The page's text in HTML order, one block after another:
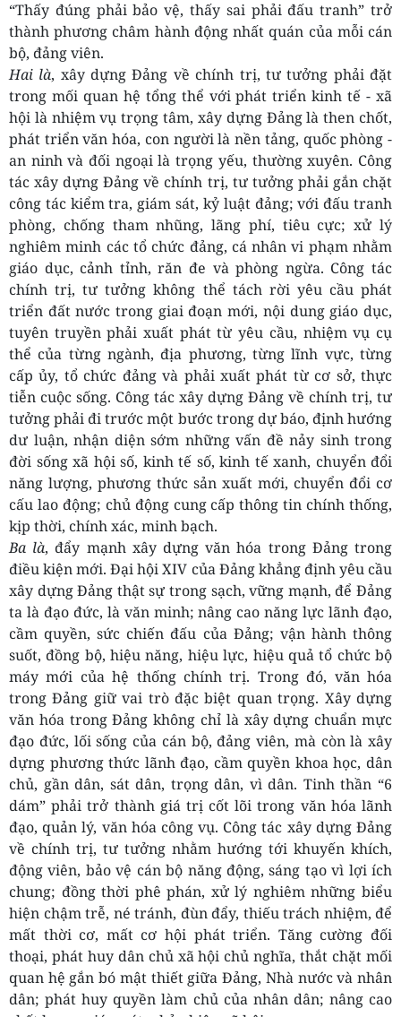
“Thấy đúng phải bảo vệ, thấy sai phải đấu tranh” trở
thành phương châm hành động nhất quán của mỗi cán
bộ, đảng viên.
Hai là, xây dựng Đảng về chính trị, tư tưởng phải đặt
trong mối quan hệ tổng thể với phát triển kinh tế - xã
hội là nhiệm vụ trọng tâm, xây dựng Đảng là then chốt,
phát triển văn hóa, con người là nền tảng, quốc phòng -
an ninh và đối ngoại là trọng yếu, thường xuyên. Công
tác xây dựng Đảng về chính trị, tư tưởng phải gắn chặt
công tác kiểm tra, giám sát, kỷ luật đảng; với đấu tranh
phòng, chống tham nhũng, lãng phí, tiêu cực; xử lý
nghiêm minh các tổ chức đảng, cá nhân vi phạm nhằm
giáo dục, cảnh tỉnh, răn đe và phòng ngừa. Công tác
chính trị, tư tưởng không thể tách rời yêu cầu phát
triển đất nước trong giai đoạn mới, nội dung giáo dục,
tuyên truyền phải xuất phát từ yêu cầu, nhiệm vụ cụ
thể của từng ngành, địa phương, từng lĩnh vực, từng
cấp ủy, tổ chức đảng và phải xuất phát từ cơ sở, thực
tiễn cuộc sống. Công tác xây dựng Đảng về chính trị, tư
tưởng phải đi trước một bước trong dự báo, định hướng
dư luận, nhận diện sớm những vấn đề nảy sinh trong
đời sống xã hội số, kinh tế số, kinh tế xanh, chuyển đổi
năng lượng, phương thức sản xuất mới, chuyển đổi cơ
cấu lao động; chủ động cung cấp thông tin chính thống,
kịp thời, chính xác, minh bạch.
Ba là, đẩy mạnh xây dựng văn hóa trong Đảng trong
điều kiện mới. Đại hội XIV của Đảng khẳng định yêu cầu
xây dựng Đảng thật sự trong sạch, vững mạnh, để Đảng
ta là đạo đức, là văn minh; nâng cao năng lực lãnh đạo,
cầm quyền, sức chiến đấu của Đảng; vận hành thông
suốt, đồng bộ, hiệu năng, hiệu lực, hiệu quả tổ chức bộ
máy mới của hệ thống chính trị. Trong đó, văn hóa
trong Đảng giữ vai trò đặc biệt quan trọng. Xây dựng
văn hóa trong Đảng không chỉ là xây dựng chuẩn mực
đạo đức, lối sống của cán bộ, đảng viên, mà còn là xây
dựng phương thức lãnh đạo, cầm quyền khoa học, dân
chủ, gần dân, sát dân, trọng dân, vì dân. Tinh thần “6
dám” phải trở thành giá trị cốt lõi trong văn hóa lãnh
đạo, quản lý, văn hóa công vụ. Công tác xây dựng Đảng
về chính trị, tư tưởng nhằm hướng tới khuyến khích,
động viên, bảo vệ cán bộ năng động, sáng tạo vì lợi ích
chung; đồng thời phê phán, xử lý nghiêm những biểu
hiện chậm trễ, né tránh, đùn đẩy, thiếu trách nhiệm, để
mất thời cơ, mất cơ hội phát triển. Tăng cường đối
thoại, phát huy dân chủ xã hội chủ nghĩa, thắt chặt mối
quan hệ gắn bó mật thiết giữa Đảng, Nhà nước và nhân
dân; phát huy quyền làm chủ của nhân dân; nâng cao